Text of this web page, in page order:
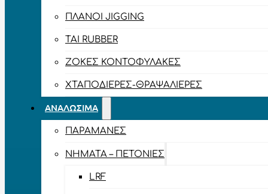
ΠΛΆΝΟΙ JIGGING
TAI RUBBER
ΖΌΚΕΣ ΚΟΝΤΟΦΎΛΑΚΕΣ
ΧΤΑΠΟΔΙΈΡΕΣ-ΘΡΑΨΑΛΙΈΡΕΣ
ΑΝΑΛΏΣΙΜΑ
ΠΑΡΑΜΆΝΕΣ
ΝΉΜΑΤΑ – ΠΕΤΟΝΙΈΣ
LRF